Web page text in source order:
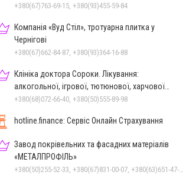
+380(67)763-69-15, +380(93)455-59-84
Компанія «Вуд Стіл», тротуарна плитка у
Чернігові
+380(67)662-84-87, +380(93)364-16-88
Клініка доктора Сороки. Лікування:
алкогольної, ігрової, тютюнової, харчової
залежностей, неврозів т
+380(68)072-66-40, +380(50)555-89-98
hotline.finance: Сервіс Онлайн Страхування
Завод покрівельних та фасадних матеріалів
«МЕТАЛПРОФІЛЬ»